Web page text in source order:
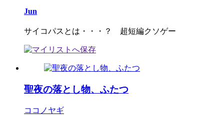
Jun
サイコパスとは・・・？ 超短編クソゲー
聖夜の落とし物、ふたつ
ココノヤギ